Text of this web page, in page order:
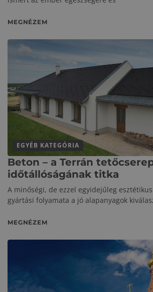
MEGNÉZEM
EGYÉB KATEGÓRIA
Beton – a Terrán
időtállóságának titka
A minőségi, de ezzel egyidejűleg
gyártási folyamata a jó alapanyagok
MEGNÉZEM